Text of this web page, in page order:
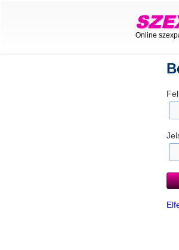
Online